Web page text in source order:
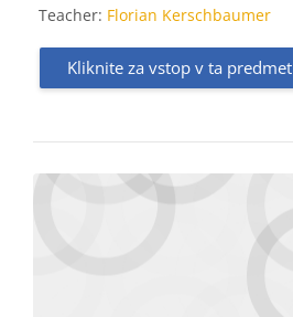
Teacher: Florian Kerschbaumer
Kliknite za vstop v ta predmet